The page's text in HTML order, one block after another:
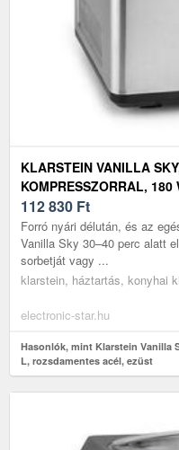
KLARSTEIN VANILLA
KOMPRESSZORRAL,
EZÜST
112 830 Ft
Forró nyári délután, és az
Vanilla Sky 30–40 perc alatt
sorbetját vagy ...
klarstein, háztartás, konyhai
electronic-star.hu
Hasonlók, mint Klarstein Vanilla
L, rozsdamentes acél, ezüst